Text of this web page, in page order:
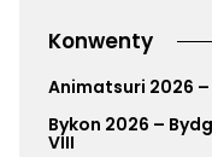
Konwenty
Animatsuri 2026
Bykon 2026 –
VIII